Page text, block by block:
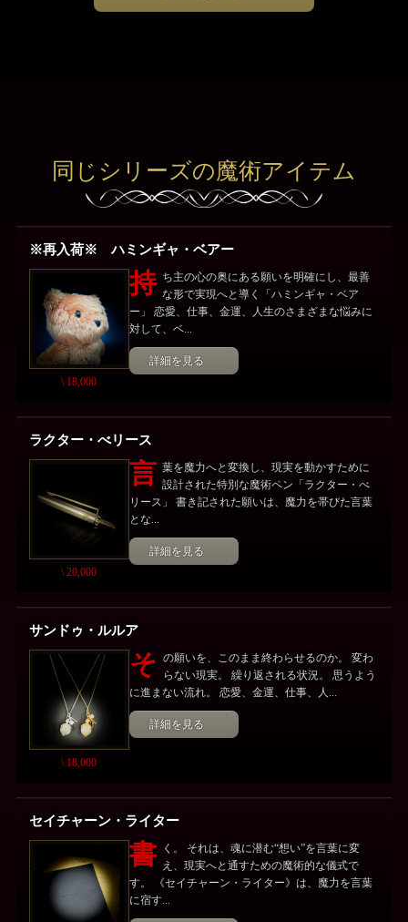
同じシリーズの魔術アイテム
※再入荷※ ハミンギャ・ベアー
\ 18,000
持 ち主の心の奥にある願いを明確にし、最善
な形で実現へと導く「ハミンギャ・ベア
ー」 恋愛、仕事、金運、人生のさまざまな悩みに
対して、ベ...
詳細を見る
ラクター・べリース
\ 20,000
言 葉を魔力へと変換し、現実を動かすために
設計された特別な魔術ペン「ラクター・べ
リース」 書き記された願いは、魔力を帯びた言葉
とな...
詳細を見る
サンドゥ・ルルア
\ 18,000
そ の願いを、このまま終わらせるのか。 変わ
らない現実。 繰り返される状況。 思うよう
に進まない流れ。 恋愛、金運、仕事、人...
詳細を見る
セイチャーン・ライター
書
く。 それは、魂に潜む“想い”を言葉に変
え、現実へと通すための魔術的な儀式で
す。 《セイチャーン・ライター》は、魔力を言葉
に宿す...